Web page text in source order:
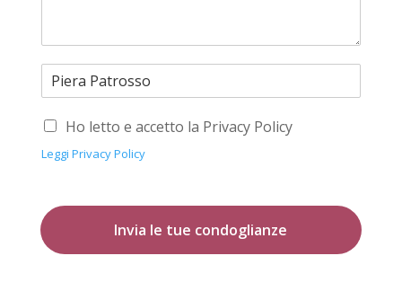
Ho letto e accetto la Privacy Policy
Leggi Privacy Policy
Invia le tue condoglianze